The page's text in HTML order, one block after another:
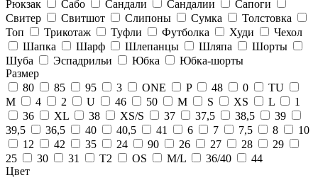
Рюкзак
Сабо Сандали Сандалии
Сапоги
Свитер
Свитшот Слипоны Сумка
Толстовка
Топ
Трикотаж Туфли Футболка Худи
Чехол
Шапка
Шарф Шлепанцы Шляпа
Шорты
Шуба
Эспадрильи Юбка
Юбка-шорты
Размер
80
85 95 3 ONE P 48 0
TU
М
4 2 U 46 50 M S XS L
1
36
XL 38 XS/S 37 37,5 38,5
39
39,5
36,5 40 40,5 41 6 7 7,5 8
10
12
42 35 24 90 26 27 28
29
25
30 31 T2 OS M/L 36/40
44
Цвет